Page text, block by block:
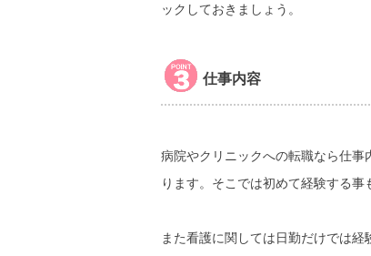
ックしておきましょう。
仕事内容
病院やクリニックへの転職なら仕
ります。そこでは初めて経験する事
また看護に関しては日勤だけでは